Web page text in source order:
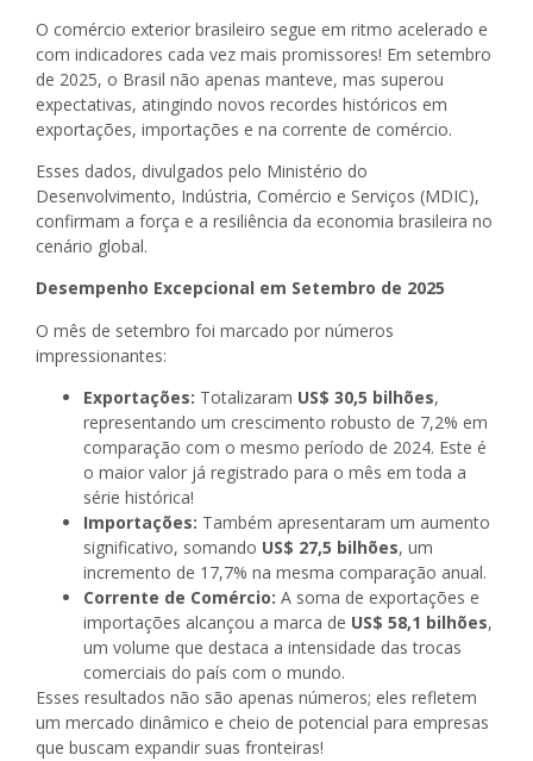
O comércio exterior brasileiro segue em ritmo acelerado e
com indicadores cada vez mais promissores! Em setembro
de 2025, o Brasil não apenas manteve, mas superou
expectativas, atingindo novos recordes históricos em
exportações, importações e na corrente de comércio.
Esses dados, divulgados pelo Ministério do
Desenvolvimento, Indústria, Comércio e Serviços (MDIC),
confirmam a força e a resiliência da economia brasileira no
cenário global.
Desempenho Excepcional em Setembro de 2025
O mês de setembro foi marcado por números
impressionantes:
Exportações: Totalizaram US$ 30,5 bilhões,
representando um crescimento robusto de 7,2% em
comparação com o mesmo período de 2024. Este é
o maior valor já registrado para o mês em toda a
série histórica!
Importações: Também apresentaram um aumento
significativo, somando US$ 27,5 bilhões, um
incremento de 17,7% na mesma comparação anual.
Corrente de Comércio: A soma de exportações e
importações alcançou a marca de US$ 58,1 bilhões,
um volume que destaca a intensidade das trocas
comerciais do país com o mundo.
Esses resultados não são apenas números; eles refletem
um mercado dinâmico e cheio de potencial para empresas
que buscam expandir suas fronteiras!